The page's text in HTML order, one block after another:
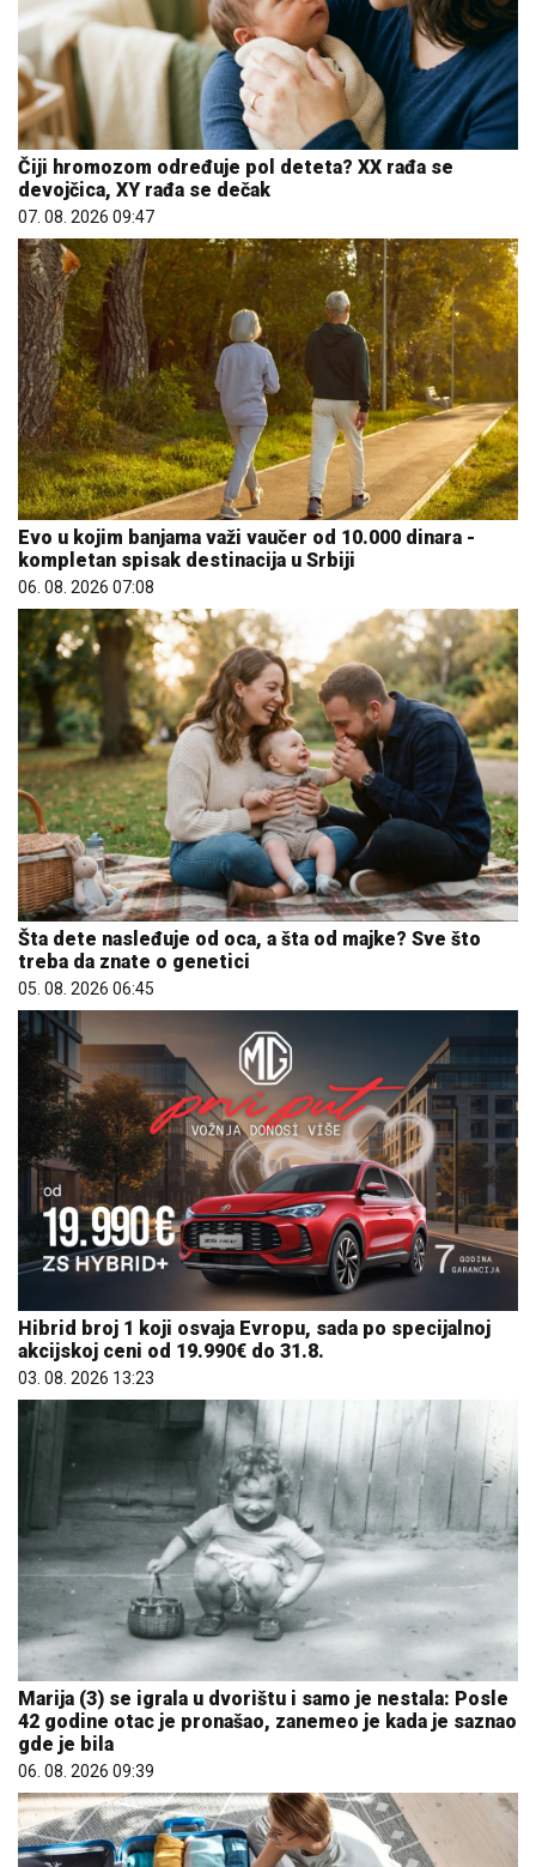
Čiji hromozom određuje pol deteta? XX rađa se
devojčica, XY rađa se dečak
07. 08. 2026 09:47
Evo u kojim banjama važi vaučer od 10.000 dinara -
kompletan spisak destinacija u Srbiji
06. 08. 2026 07:08
Šta dete nasleđuje od oca, a šta od majke? Sve što
treba da znate o genetici
05. 08. 2026 06:45
Hibrid broj 1 koji osvaja Evropu, sada po specijalnoj
akcijskoj ceni od 19.990€ do 31.8.
03. 08. 2026 13:23
Marija (3) se igrala u dvorištu i samo je nestala: Posle
42 godine otac je pronašao, zanemeo je kada je saznao
gde je bila
06. 08. 2026 09:39